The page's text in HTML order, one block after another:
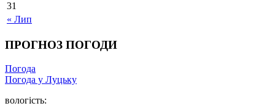
« Лип
31
ПРОГНОЗ ПОГОДИ
Погода
Погода у Луцьку
вологість: